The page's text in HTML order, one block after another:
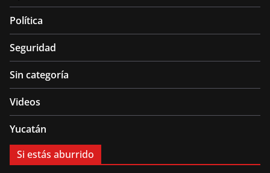
Política
Seguridad
Sin categoría
Videos
Yucatán
Si estás aburrido